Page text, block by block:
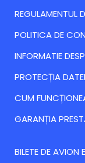
REGULAMENTUL
POLITICA DE
INFORMATIE
PROTECȚIA
CUM
GARANȚIA
BILETE DE AVION